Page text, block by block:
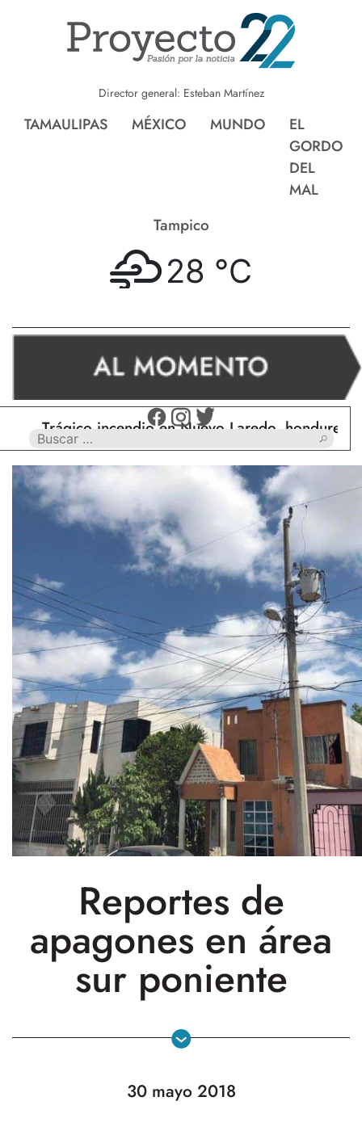
Director general: Esteban Martínez
TAMAULIPAS MÉXICO MUNDO
EL
GORDO
DEL
MAL
Tampico
28 °C
Trágico incendio en Nuevo Laredo, hondureño
Reportes de
apagones en área
sur poniente
30 mayo 2018